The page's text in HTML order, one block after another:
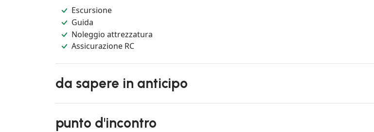
Escursione
Guida
Noleggio attrezzatura
Assicurazione RC
da sapere in anticipo
punto d'incontro